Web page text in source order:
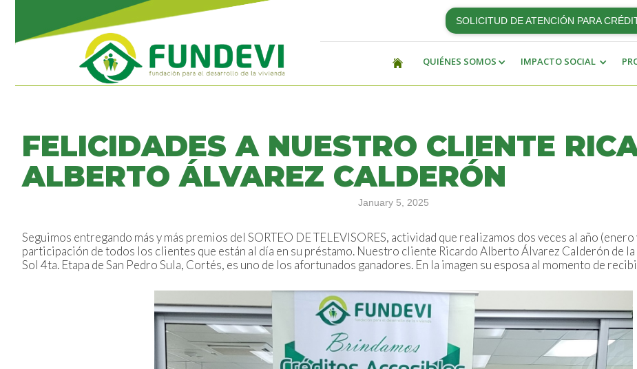
SOLICITUD DE ATENCIÓN PARA
QUIÉNES SOMOS IMPACTO SOCIAL
FELICIDADES A NUESTRO CLIENTE
ALBERTO ÁLVAREZ CALDERÓN
January 5, 2025
Seguimos entregando más y más premios del SORTEO DE TELEVISORES, actividad que realizamos dos veces al año
participación de todos los clientes que están al día en su préstamo. Nuestro cliente Ricardo Alberto Álvarez Calderón de
Sol 4ta. Etapa de San Pedro Sula, Cortés, es uno de los afortunados ganadores. En la imagen su esposa al momento de